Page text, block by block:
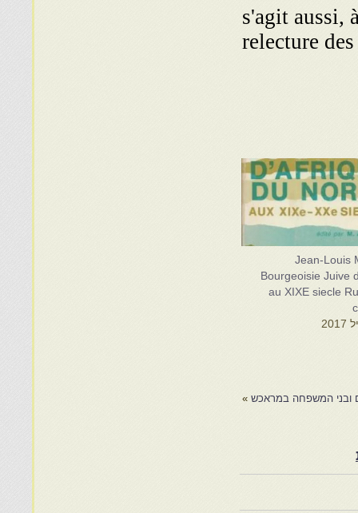
s'agit aussi,
relecture
Jean-Louis
Bourgeoisie Juive
au XIXE siecle
ובני המשפחה במראכש »